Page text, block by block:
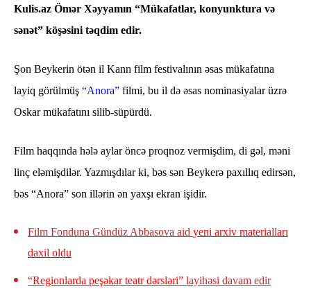
Kulis.az Ömər Xəyyamın “Mükafatlar, konyunktura və
sənət” köşəsini təqdim edir.
Şon Beykerin ötən il Kann film festivalının əsas mükafatına
layiq görülmüş “Anora” filmi, bu il də əsas nominasiyalar üzrə
Oskar mükafatını silib-süpürdü.
Film haqqında hələ aylar öncə proqnoz vermişdim, di gəl, məni
linç eləmişdilər. Yazmışdılar ki, bəs sən Beykerə paxıllıq edirsən,
bəs “Anora” son illərin ən yaxşı ekran işidir.
Film Fonduna Gündüz Abbasova aid yeni arxiv materialları
daxil oldu
“Regionlarda peşəkar teatr dərsləri” layihəsi davam edir